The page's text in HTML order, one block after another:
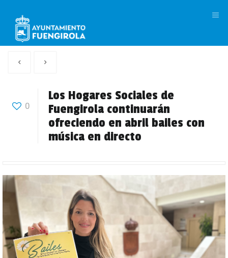
anterior
0
Los Hogares Sociales de
Fuengirola continuarán
ofreciendo en abril bailes con
música en directo